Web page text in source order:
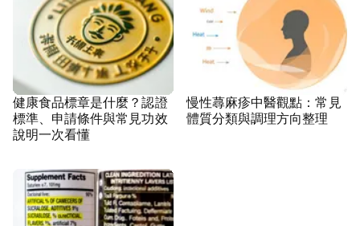
健康食品標章是什麼？認證
標準、申請條件與常見功效
說明一次看懂
慢性蕁麻疹中醫觀點：常見
體質分類與調理方向整理